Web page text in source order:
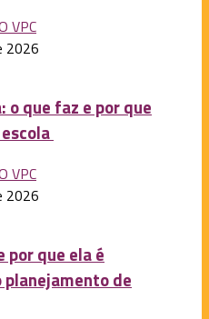
VPC
2026
o que faz e por que
VPC
2026
por que ela é
planejamento de